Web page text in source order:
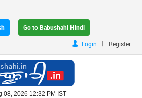
Go to Babushahi Hindi
Login
| Register
08, 2026 12:32 PM IST